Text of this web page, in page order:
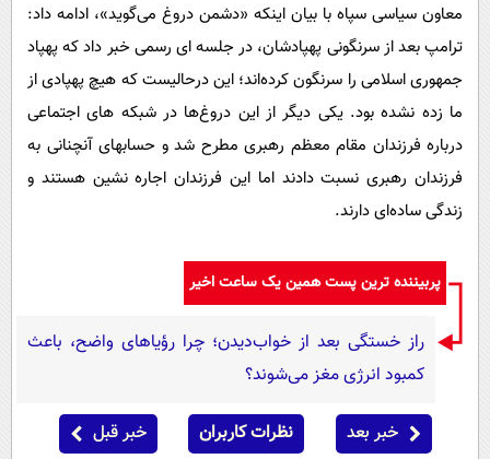
معاون سیاسی سپاه با بیان اینکه «دشمن دروغ می‌گوید»، ادامه داد:
ترامپ بعد از سرنگونی پهپادشان، در جلسه ای رسمی خبر داد که پهپاد
جمهوری اسلامی را سرنگون کرده‌اند؛ این درحالیست که هیچ پهپادی از
ما زده نشده بود. یکی دیگر از این دروغ‌ها در شبکه های اجتماعی
درباره فرزندان مقام معظم رهبری مطرح شد و حسابهای آنچنانی به
فرزندان رهبری نسبت دادند اما این فرزندان اجاره نشین هستند و
زندگی ساده‌ای دارند.
پربیننده ترین پست همین یک ساعت اخیر
راز خستگی بعد از خواب‌دیدن؛ چرا رؤیاهای واضح، باعث
کمبود انرژی مغز می‌شوند؟
خبر بعد نظرات کاربران خبر قبل